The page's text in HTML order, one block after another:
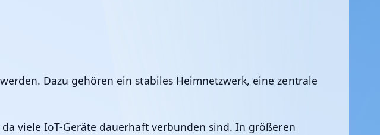
Dazu gehören ein stabiles Heimnetzwerk, eine zentrale
viele IoT-Geräte dauerhaft verbunden sind. In größeren